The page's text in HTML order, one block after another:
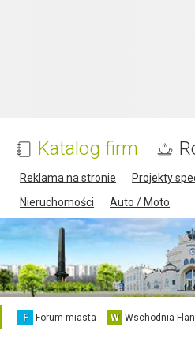
Katalog firm
Reklama na stronie Projekty
Nieruchomości
Auto / Moto
F Forum miasta W Wschodnia